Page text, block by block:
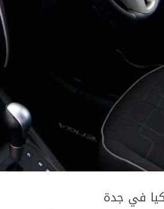
في جدة